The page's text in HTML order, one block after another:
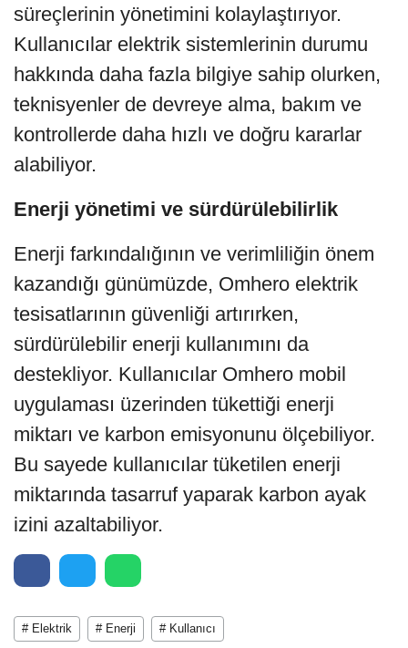
süreçlerinin yönetimini kolaylaştırıyor.
Kullanıcılar elektrik sistemlerinin durumu
hakkında daha fazla bilgiye sahip olurken,
teknisyenler de devreye alma, bakım ve
kontrollerde daha hızlı ve doğru kararlar
alabiliyor.
Enerji yönetimi ve sürdürülebilirlik
Enerji farkındalığının ve verimliliğin önem
kazandığı günümüzde, Omhero elektrik
tesisatlarının güvenliği artırırken,
sürdürülebilir enerji kullanımını da
destekliyor. Kullanıcılar Omhero mobil
uygulaması üzerinden tükettiği enerji
miktarı ve karbon emisyonunu ölçebiliyor.
Bu sayede kullanıcılar tüketilen enerji
miktarında tasarruf yaparak karbon ayak
izini azaltabiliyor.
# Elektrik # Enerji # Kullanıcı